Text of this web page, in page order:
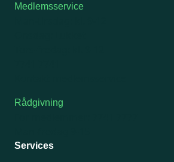
Medlemsservice
Rådgivning
Services